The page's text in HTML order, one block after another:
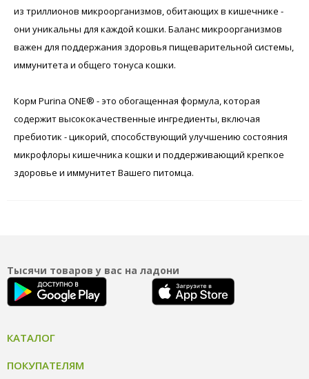
из триллионов микроорганизмов, обитающих в кишечнике -
они уникальны для каждой кошки. Баланс микроорганизмов
важен для поддержания здоровья пищеварительной системы,
иммунитета и общего тонуса кошки.
Корм Purina ONE® - это обогащенная формула, которая
содержит высококачественные ингредиенты, включая
пребиотик - цикорий, способствующий улучшению состояния
микрофлоры кишечника кошки и поддерживающий крепкое
здоровье и иммунитет Вашего питомца.
Тысячи товаров у вас на ладони
КАТАЛОГ
ПОКУПАТЕЛЯМ